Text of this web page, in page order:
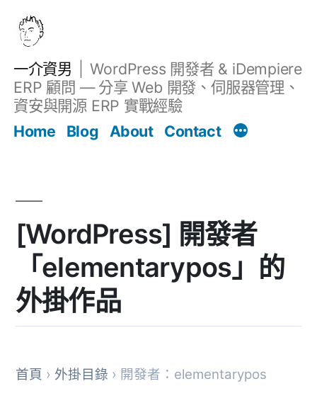
一介資男
WordPress 開發者 & iDempiere
ERP 顧問 — 分享 Web 開發、伺服器管理、
資安與開源 ERP 實戰經驗
Home
Blog About Contact
[WordPress] 開發者
「elementarypos」的
外掛作品
首頁 › 外掛目錄 › 開發者：elementarypos
文章 Filter